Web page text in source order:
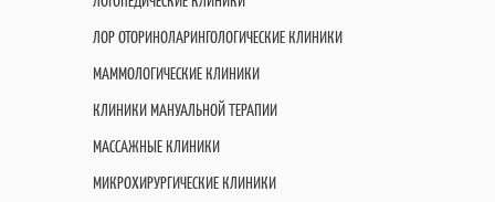
ЛОР ОТОРИНОЛАРИНГОЛОГИЧЕСКИЕ КЛИНИКИ
МАММОЛОГИЧЕСКИЕ КЛИНИКИ
КЛИНИКИ МАНУАЛЬНОЙ ТЕРАПИИ
МАССАЖНЫЕ КЛИНИКИ
МИКРОХИРУРГИЧЕСКИЕ КЛИНИКИ